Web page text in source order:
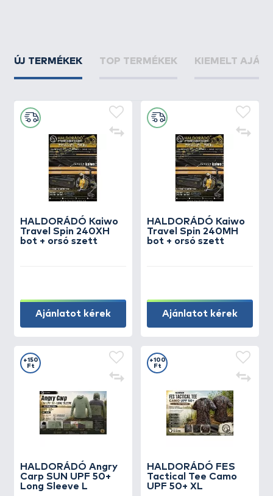
ÚJ TERMÉKEK TOP TERMÉKEK KIEMELT
HALDORÁDÓ Kaiwo
Travel Spin 240XH
bot + orsó szett
Ajánlatot kérek
HALDORÁDÓ Kaiwo
Travel Spin 240MH
bot + orsó szett
Ajánlatot kérek
HALDORÁDÓ Angry
Carp SUN UPF 50+
Long Sleeve L
+150
Ft
HALDORÁDÓ FES
Tactical Tee Camo
UPF 50+ XL
+100
Ft